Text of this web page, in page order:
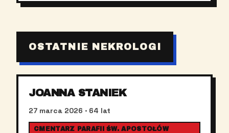
OSTATNIE NEKROLOGI
JOANNA STANIEK
27 marca 2026 · 64 lat
CMENTARZ PARAFII ŚW. APOSTOŁÓW